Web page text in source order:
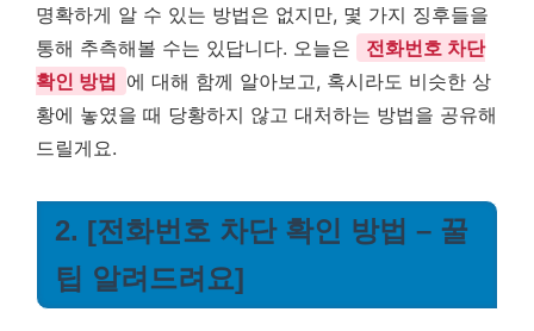
명확하게 알 수 있는 방법은 없지만, 몇 가지 징후들을
통해 추측해볼 수는 있답니다. 오늘은
전화번호 차단
확인 방법 에 대해 함께 알아보고, 혹시라도 비슷한 상
황에 놓였을 때 당황하지 않고 대처하는 방법을 공유해
드릴게요.
2. [전화번호 차단 확인 방법 – 꿀
팁 알려드려요]